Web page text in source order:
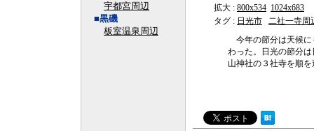
宇都宮周辺
■黒磯
板室温泉周辺
拡大 : 800x534 1024x683
タグ : 日光市
二社一寺周
今年の節分は天候に
わった。日光の節分
山神社の３社寺を順